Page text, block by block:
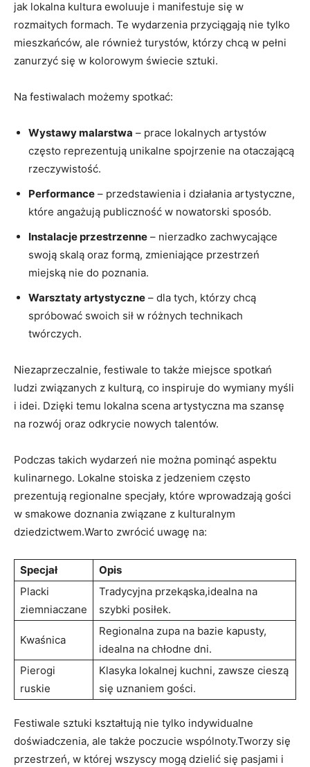
jak lokalna kultura ewoluuje i manifestuje się w
rozmaitych formach. Te wydarzenia przyciągają nie tylko
mieszkańców, ale również turystów, którzy chcą w pełni
zanurzyć się w kolorowym świecie sztuki.
Na festiwalach możemy spotkać:
Wystawy malarstwa – prace lokalnych artystów
często reprezentują unikalne spojrzenie na otaczającą
rzeczywistość.
Performance – przedstawienia i działania artystyczne,
które angażują publiczność w nowatorski sposób.
Instalacje przestrzenne – nierzadko zachwycające
swoją skalą oraz formą, zmieniające przestrzeń
miejską nie do poznania.
Warsztaty artystyczne – dla tych, którzy chcą
spróbować swoich sił w różnych technikach
twórczych.
Niezaprzeczalnie, festiwale to także miejsce spotkań
ludzi związanych z kulturą, co inspiruje do wymiany myśli
i idei. Dzięki temu lokalna scena artystyczna ma szansę
na rozwój oraz odkrycie nowych talentów.
Podczas takich wydarzeń nie można pominąć aspektu
kulinarnego. Lokalne stoiska z jedzeniem często
prezentują regionalne specjały, które wprowadzają gości
w smakowe doznania związane z kulturalnym
dziedzictwem.Warto zwrócić uwagę na:
Specjał
Opis
Placki
ziemniaczane
Tradycyjna przekąska,idealna na
szybki posiłek.
Kwaśnica
Regionalna zupa na bazie kapusty,
idealna na chłodne dni.
Pierogi
ruskie
Klasyka lokalnej kuchni, zawsze cieszą
się uznaniem gości.
Festiwale sztuki kształtują nie tylko indywidualne
doświadczenia, ale także poczucie wspólnoty.Tworzy się
przestrzeń, w której wszyscy mogą dzielić się pasjami i